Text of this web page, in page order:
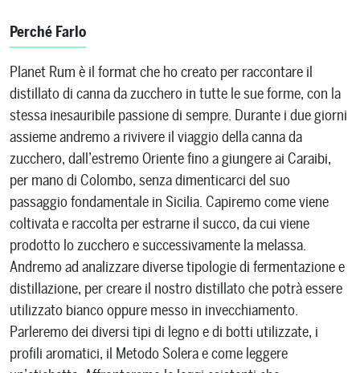
Perché Farlo
Planet Rum è il format che ho creato per raccontare il
distillato di canna da zucchero in tutte le sue forme, con la
stessa inesauribile passione di sempre. Durante i due giorni
assieme andremo a rivivere il viaggio della canna da
zucchero, dall’estremo Oriente fino a giungere ai Caraibi,
per mano di Colombo, senza dimenticarci del suo
passaggio fondamentale in Sicilia. Capiremo come viene
coltivata e raccolta per estrarne il succo, da cui viene
prodotto lo zucchero e successivamente la melassa.
Andremo ad analizzare diverse tipologie di fermentazione e
distillazione, per creare il nostro distillato che potrà essere
utilizzato bianco oppure messo in invecchiamento.
Parleremo dei diversi tipi di legno e di botti utilizzate, i
profili aromatici, il Metodo Solera e come leggere